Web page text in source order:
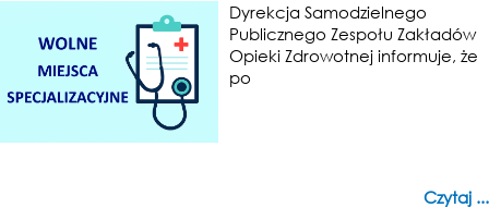
Dyrekcja Samodzielnego
Publicznego Zespołu Zakładów
Opieki Zdrowotnej informuje, że
po
Czytaj ...